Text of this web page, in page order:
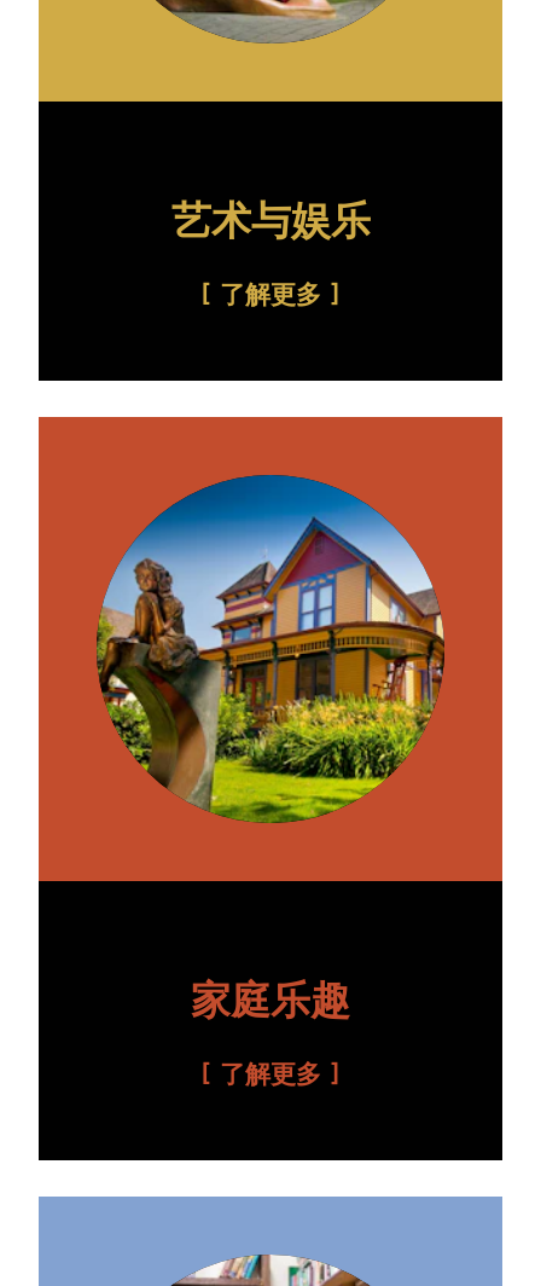
艺术与娱乐
了解更多
家庭乐趣
了解更多